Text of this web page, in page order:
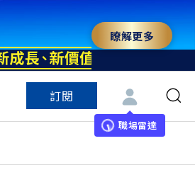
瞭解更多
訂閱
職場雷達
特色頻道